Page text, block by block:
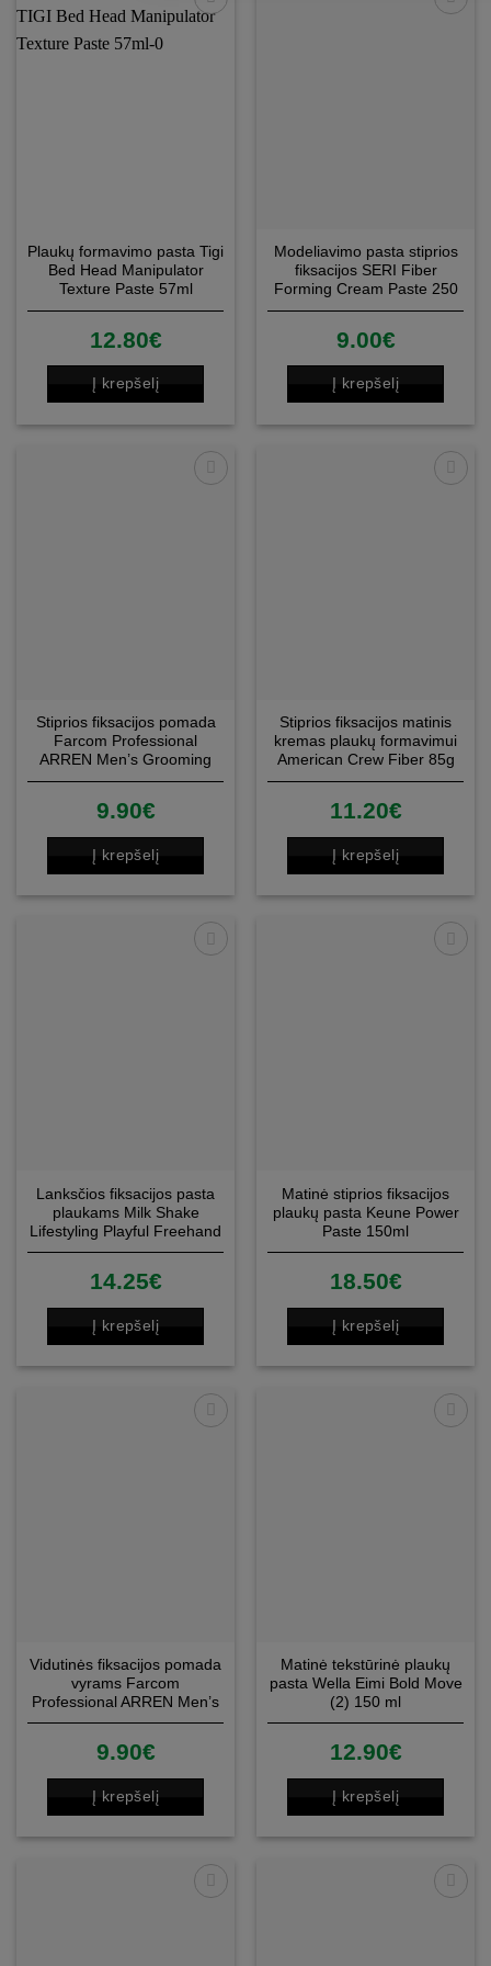
Plaukų formavimo pasta Tigi
Bed Head Manipulator
Texture Paste 57ml
12.80€
Į krepšelį
Modeliavimo pasta stiprios
fiksacijos SERI Fiber
Forming Cream Paste 250
ml
9.00€
Į krepšelį
Stiprios fiksacijos pomada
Farcom Professional
ARREN Men’s Grooming
High Hold Pomade Matte
9.90€
Į krepšelį
Stiprios fiksacijos matinis
kremas plaukų formavimui
American Crew Fiber 85g
11.20€
Į krepšelį
Lanksčios fiksacijos pasta
plaukams Milk Shake
Lifestyling Playful Freehand
Paste 100ml
14.25€
Į krepšelį
Matinė stiprios fiksacijos
plaukų pasta Keune Power
Paste 150ml
18.50€
Į krepšelį
Vidutinės fiksacijos pomada
vyrams Farcom
Professional ARREN Men’s
Grooming Medium Hold
9.90€
Į krepšelį
Matinė tekstūrinė plaukų
pasta Wella Eimi Bold Move
(2) 150 ml
12.90€
Į krepšelį